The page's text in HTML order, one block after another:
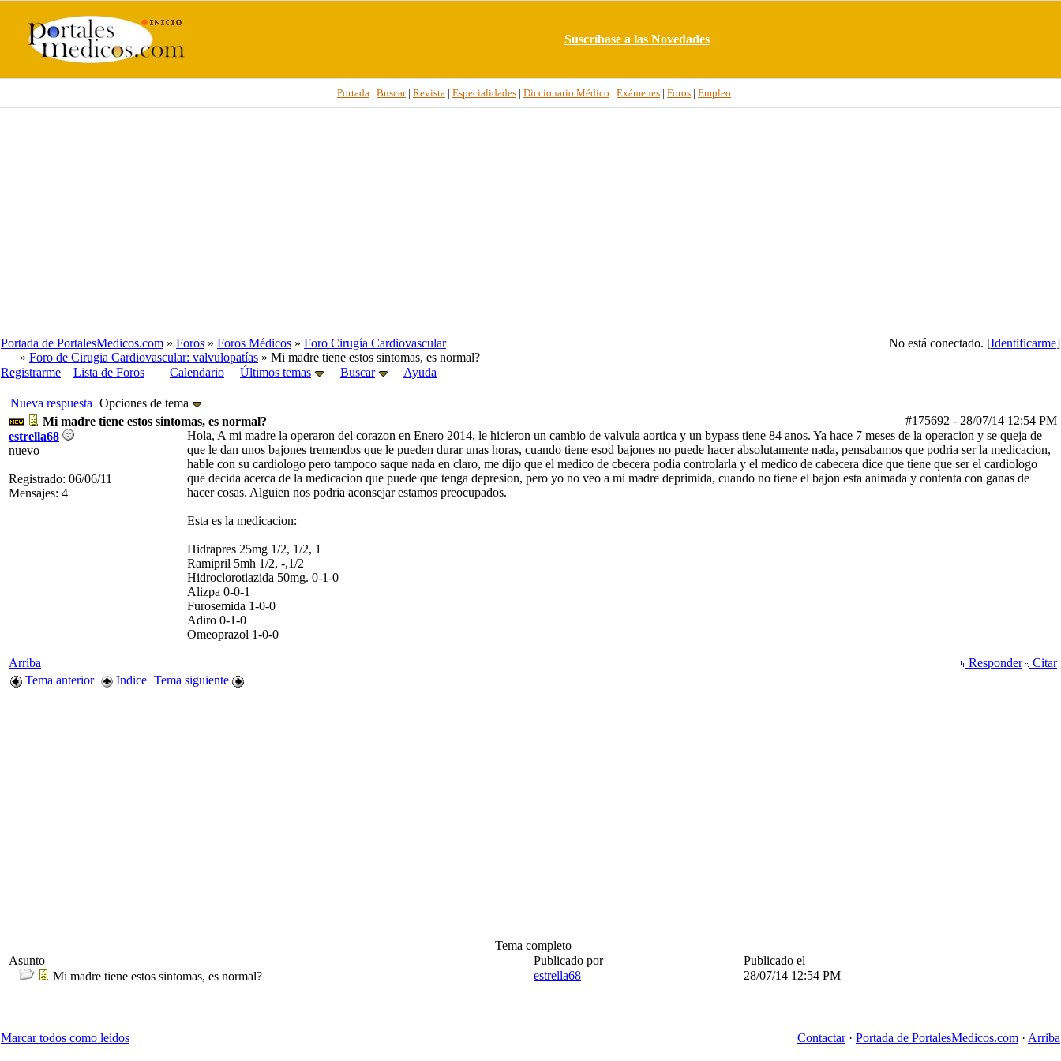
Suscríbase a las Novedades
Portada | Buscar| Revista | Especialidades | Diccionario Médico | Exámenes | Foros | Empleo
No está conectado. [Identificarme]
Portada de PortalesMedicos.com » Foros » Foros Médicos » Foro Cirugía Cardiovascular
» Foro de Cirugia Cardiovascular: valvulopatías » Mi madre tiene estos sintomas, es normal?
Registrarme
Lista de Foros Calendario Últimos temas Buscar Ayuda
Nueva respuesta Opciones de tema
#175692 - 28/07/14 12:54 PM
Mi madre tiene estos sintomas, es normal?
estrella68
nuevo
Registrado: 06/06/11
Mensajes: 4
Hola, A mi madre la operaron del corazon en Enero 2014, le hicieron un cambio de valvula aortica y un bypass tiene 84 anos. Ya hace 7 meses de la operacion y se queja de
que le dan unos bajones tremendos que le pueden durar unas horas, cuando tiene esod bajones no puede hacer absolutamente nada, pensabamos que podria ser la medicacion,
hable con su cardiologo pero tampoco saque nada en claro, me dijo que el medico de cbecera podia controlarla y el medico de cabecera dice que tiene que ser el cardiologo
que decida acerca de la medicacion que puede que tenga depresion, pero yo no veo a mi madre deprimida, cuando no tiene el bajon esta animada y contenta con ganas de
hacer cosas. Alguien nos podria aconsejar estamos preocupados.
Esta es la medicacion:
Hidrapres 25mg 1/2, 1/2, 1
Ramipril 5mh 1/2, -,1/2
Hidroclorotiazida 50mg. 0-1-0
Alizpa 0-0-1
Furosemida 1-0-0
Adiro 0-1-0
Omeoprazol 1-0-0
Arriba Responder
Citar
Tema anterior
Indice Tema siguiente
Tema completo
Asunto
Publicado por
Publicado el
Mi madre tiene estos sintomas, es normal?
estrella68 28/07/14 12:54 PM
Marcar todos como leídos Contactar· Portada de PortalesMedicos.com · Arriba